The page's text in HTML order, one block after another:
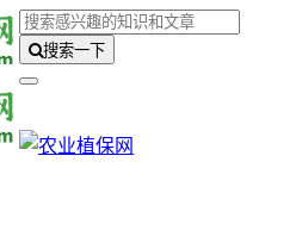
搜索一下